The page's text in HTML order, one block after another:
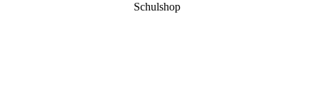
Schulshop